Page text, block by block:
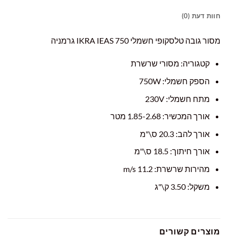
חוות דעת (0)
מסור גובה טלסקופי חשמלי IKRA IEAS 750 גרמניה
קטגוריה: מסורי שרשרת
הספק חשמלי: 750W
מתח חשמלי: 230V
אורך המכשיר: 1.85-2.68 מטר
אורך להב: 20.3 ס\"מ
אורך חיתוך: 18.5 ס\"מ
מהירות שרשרת: 11.2 m/s
משקל: 3.50 ק\"ג
מוצרים קשורים